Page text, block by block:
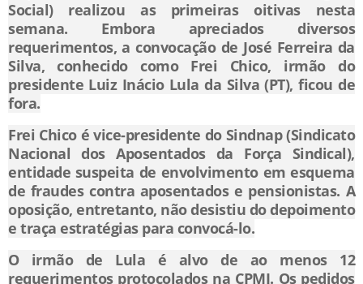
Social) realizou as primeiras oitivas nesta
semana. Embora apreciados diversos
requerimentos, a convocação de José Ferreira da
Silva, conhecido como Frei Chico, irmão do
presidente Luiz Inácio Lula da Silva (PT), ficou de
fora.
Frei Chico é vice-presidente do Sindnap (Sindicato
Nacional dos Aposentados da Força Sindical),
entidade suspeita de envolvimento em esquema
de fraudes contra aposentados e pensionistas. A
oposição, entretanto, não desistiu do depoimento
e traça estratégias para convocá-lo.
O irmão de Lula é alvo de ao menos 12
requerimentos protocolados na CPMI. Os pedidos